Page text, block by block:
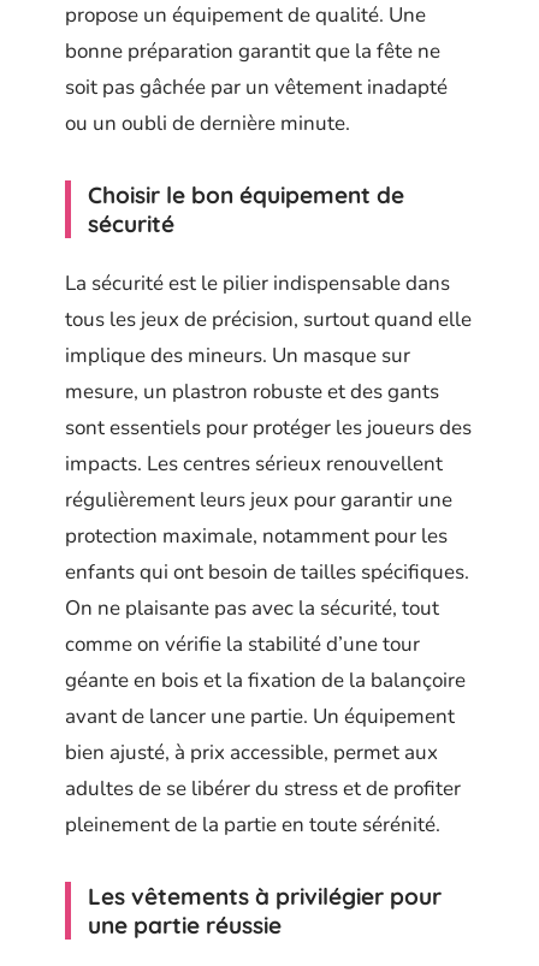
propose un équipement de qualité. Une
bonne préparation garantit que la fête ne
soit pas gâchée par un vêtement inadapté
ou un oubli de dernière minute.
Choisir le bon équipement de
sécurité
La sécurité est le pilier indispensable dans
tous les jeux de précision, surtout quand elle
implique des mineurs. Un masque sur
mesure, un plastron robuste et des gants
sont essentiels pour protéger les joueurs des
impacts. Les centres sérieux renouvellent
régulièrement leurs jeux pour garantir une
protection maximale, notamment pour les
enfants qui ont besoin de tailles spécifiques.
On ne plaisante pas avec la sécurité, tout
comme on vérifie la stabilité d’une tour
géante en bois et la fixation de la balançoire
avant de lancer une partie. Un équipement
bien ajusté, à prix accessible, permet aux
adultes de se libérer du stress et de profiter
pleinement de la partie en toute sérénité.
Les vêtements à privilégier pour
une partie réussie